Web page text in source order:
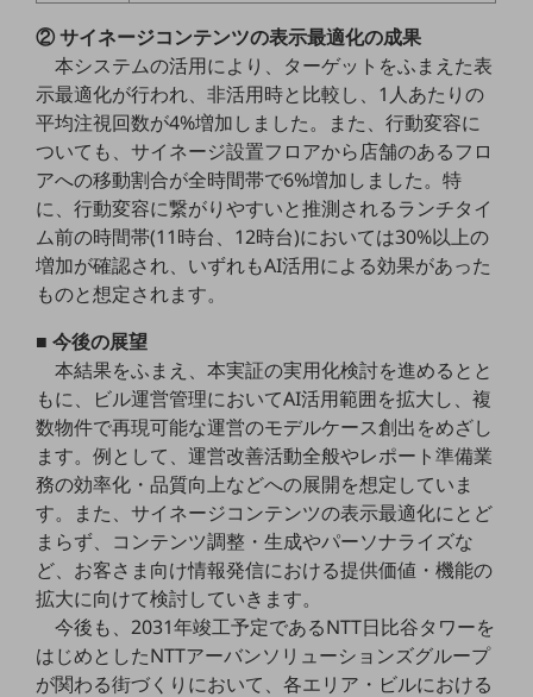
モバイル・音声
バックオフィス
リモート・ハイブリッドワーク
セキュリティ
その他のお悩みはこちら
業界から見つける
業界から見つけるTOP
製造業
小売・卸売業
運輸業
建設業
地域産業
その他の業界はこちら
ゲーム感覚で見つける
ビジネスお悩み診断
NTTドコモビジネス
オンラインショップ
モバイル・ICTサービスをオンラインで
相談・申し込みができるバーチャルショップ
② サイネージコンテンツの表示最適化の成果
本システムの活用により、ターゲットをふまえた表
示最適化が行われ、非活用時と比較し、1人あたりの
平均注視回数が4%増加しました。また、行動変容に
ついても、サイネージ設置フロアから店舗のあるフロ
アへの移動割合が全時間帯で6%増加しました。特
に、行動変容に繋がりやすいと推測されるランチタイ
ム前の時間帯(11時台、12時台)においては30%以上の
増加が確認され、いずれもAI活用による効果があった
ものと想定されます。
■ 今後の展望
本結果をふまえ、本実証の実用化検討を進めるとと
もに、ビル運営管理においてAI活用範囲を拡大し、複
数物件で再現可能な運営のモデルケース創出をめざし
ます。例として、運営改善活動全般やレポート準備業
務の効率化・品質向上などへの展開を想定していま
す。また、サイネージコンテンツの表示最適化にとど
まらず、コンテンツ調整・生成やパーソナライズな
ど、お客さま向け情報発信における提供価値・機能の
拡大に向けて検討していきます。
今後も、2031年竣工予定であるNTT日比谷タワーを
はじめとしたNTTアーバンソリューションズグループ
が関わる街づくりにおいて、各エリア・ビルにおける